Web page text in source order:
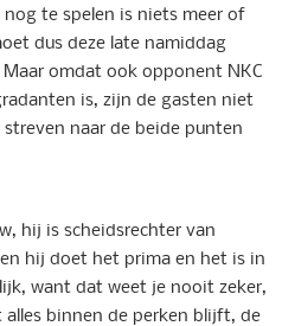
te spelen is niets meer of
dus deze late namiddag
omdat ook opponent NKC
is, zijn de gasten niet
naar de beide punten
hij is scheidsrechter van
hij doet het prima en het is in
want dat weet je nooit zeker,
binnen de perken blijft, de